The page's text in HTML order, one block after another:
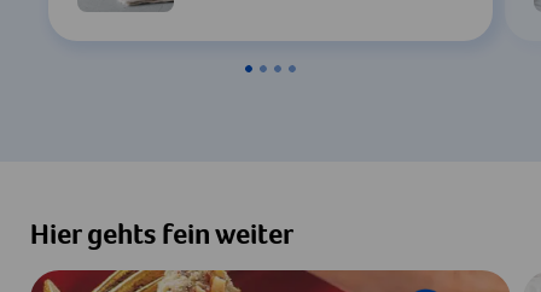
Hier gehts fein weiter